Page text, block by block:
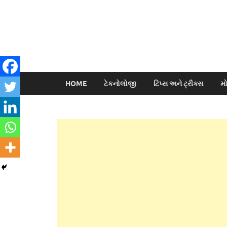
HOME ટેકનોલોજી ટિપ્સ અને ટ્રીક્સ